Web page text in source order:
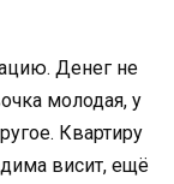
Денег не
молодая, у
Квартиру
висит, ещё